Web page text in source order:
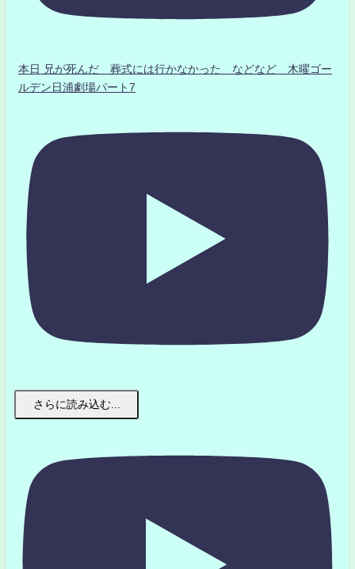
本日 兄が死んだ 葬式には行かなかった などなど 木曜ゴー
ルデン日浦劇場パート7
さらに読み込む...